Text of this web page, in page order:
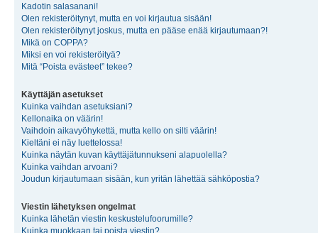
Kadotin salasanani!
Olen rekisteröitynyt, mutta en voi kirjautua sisään!
Olen rekisteröitynyt joskus, mutta en pääse enää kirjautumaan?!
Mikä on COPPA?
Miksi en voi rekisteröityä?
Mitä “Poista evästeet” tekee?
Käyttäjän asetukset
Kuinka vaihdan asetuksiani?
Kellonaika on väärin!
Vaihdoin aikavyöhykettä, mutta kello on silti väärin!
Kieltäni ei näy luettelossa!
Kuinka näytän kuvan käyttäjätunnukseni alapuolella?
Kuinka vaihdan arvoani?
Joudun kirjautumaan sisään, kun yritän lähettää sähköpostia?
Viestin lähetyksen ongelmat
Kuinka lähetän viestin keskustelufoorumille?
Kuinka muokkaan tai poista viestin?